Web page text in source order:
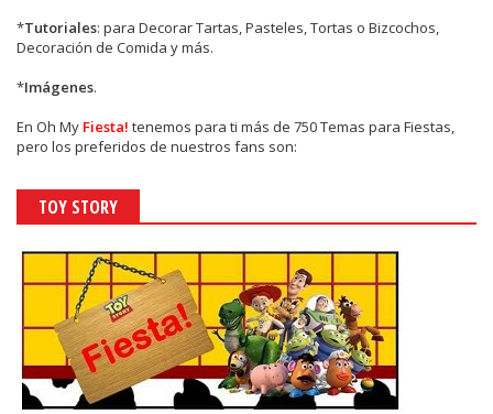
*Tutoriales: para Decorar Tartas, Pasteles, Tortas o Bizcochos,
Decoración de Comida y más.
*Imágenes.
En Oh My Fiesta! tenemos para ti más de 750 Temas para Fiestas,
pero los preferidos de nuestros fans son:
TOY STORY